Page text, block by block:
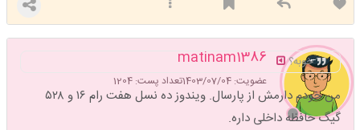
matinam1386
عضویت: 1403/07/04 تعداد پست: 1204
خوبه؟
من خودم دارمش از پارسال. ویندوز ده نسل هفت رام ۱۶ و ۵۲۸
گیگ حافظه داخلی داره‌.